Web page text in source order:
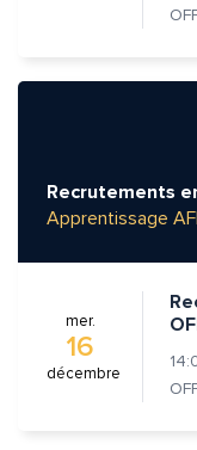
Recrutements
Apprentissage
mer.
16
décembre